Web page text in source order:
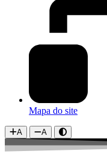
Mapa do site
A A